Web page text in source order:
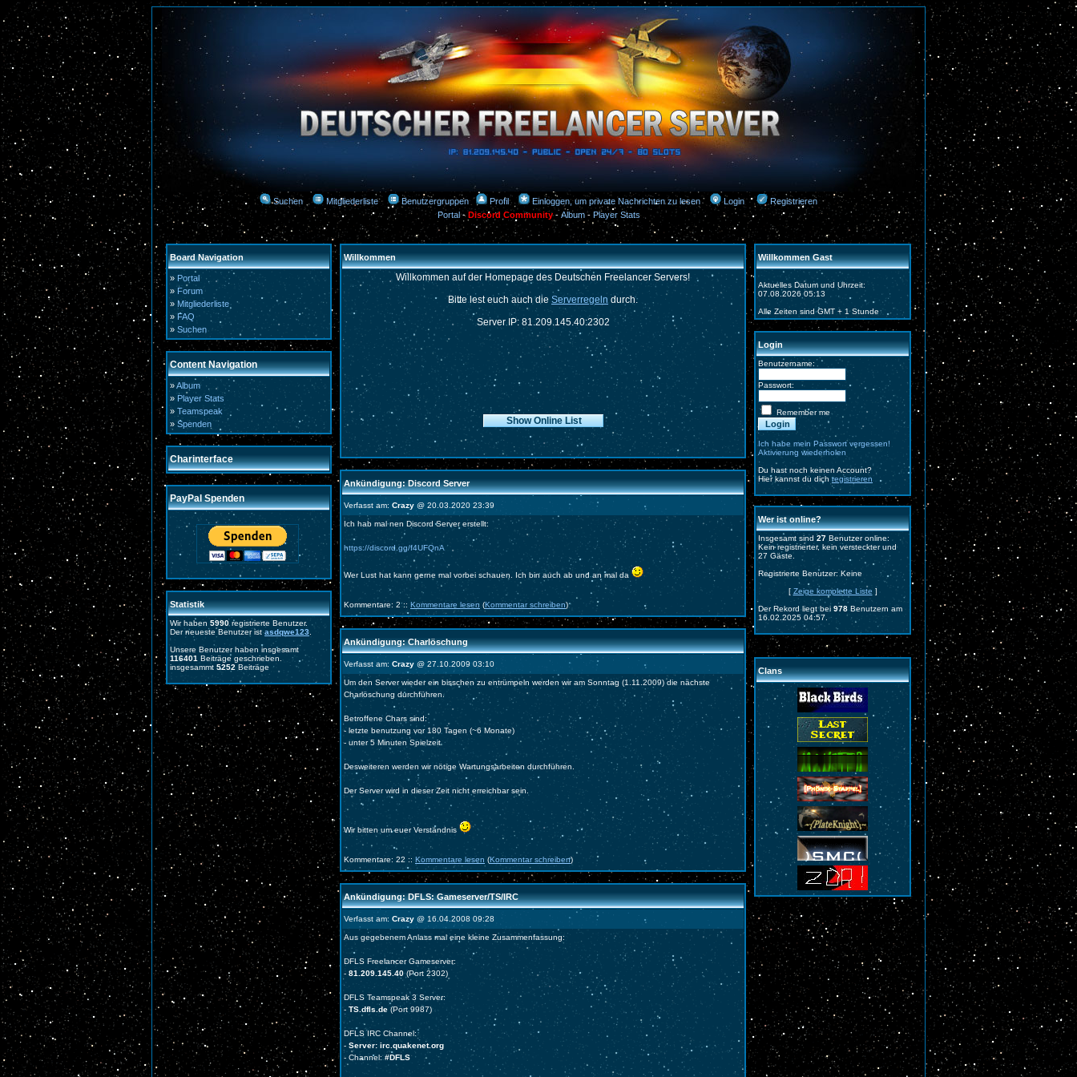
Suchen Mitgliederliste Benutzergruppen Profil Einloggen, um private Nachrichten zu lesen Login
Registrieren
Portal-Discord Community- Album- Player Stats
Board Navigation
» Portal
» Forum
» Mitgliederliste
» FAQ
» Suchen
Content Navigation
»Album
» Player Stats
» Teamspeak
» Spenden
Charinterface
PayPal Spenden
Statistik
Wir haben 5990 registrierte Benutzer.
Der neueste Benutzer istasdqwe123
Unsere Benutzer haben insgesamt
116401 Beiträge geschrieben.
insgesammt 5252 Beiträge
Willkommen
Willkommen auf der Homepage des Deutschen Freelancer Servers!
Bitte lest euch auch die Serverregeln durch.
Server IP: 81.209.145.40:2302
Ankündigung: Discord Server
Verfasst am: Crazy @ 20.03.2020 23:39
Ich hab mal nen Discord Server erstellt:
https://discord.gg/f4UFQnA
Wer Lust hat kann gerne mal vorbei schauen. Ich bin auch ab und an mal da
Kommentare: 2 :: Kommentare lesen (Kommentar schreiben)
Ankündigung: Charlöschung
Verfasst am: Crazy @ 27.10.2009 03:10
Um den Server wieder ein bisschen zu entrümpeln werden wir am Sonntag (1.11.2009) die nächste
Charlöschung durchführen.
Betroffene Chars sind:
- letzte benutzung vor 180 Tagen (~6 Monate)
- unter 5 Minuten Spielzeit
Desweiteren werden wir nötige Wartungsarbeiten durchführen.
Der Server wird in dieser Zeit nicht erreichbar sein.
Wir bitten um euer Verständnis
Kommentare: 22 :: Kommentare lesen (Kommentar schreiben)
Ankündigung: DFLS: Gameserver/TS/IRC
Verfasst am: Crazy @ 16.04.2008 09:28
Aus gegebenem Anlass mal eine kleine Zusammenfassung:
DFLS Freelancer Gameserver:
- 81.209.145.40(Port 2302)
DFLS Teamspeak 3 Server:
- TS.dfls.de (Port 9987)
DFLS IRC Channel:
- Server: irc.quakenet.org
- Channel:#DFLS
Willkommen Gast
Aktuelles Datum und Uhrzeit:
07.08.2026 05:13
Alle Zeiten sind GMT + 1 Stunde
Login
Benutzername:
Passwort:
Remember me
Ich habe mein Passwort vergessen!
Aktivierung wiederholen
Du hast noch keinen Account?
Hier kannst du dich registrieren
Wer ist online?
Insgesamt sind 27 Benutzer online:
Kein registrierter, kein versteckter und
27 Gäste.
Registrierte Benutzer: Keine
[ Zeige komplette Liste ]
Der Rekord liegt bei 978 Benutzern am
16.02.2025 04:57.
Clans